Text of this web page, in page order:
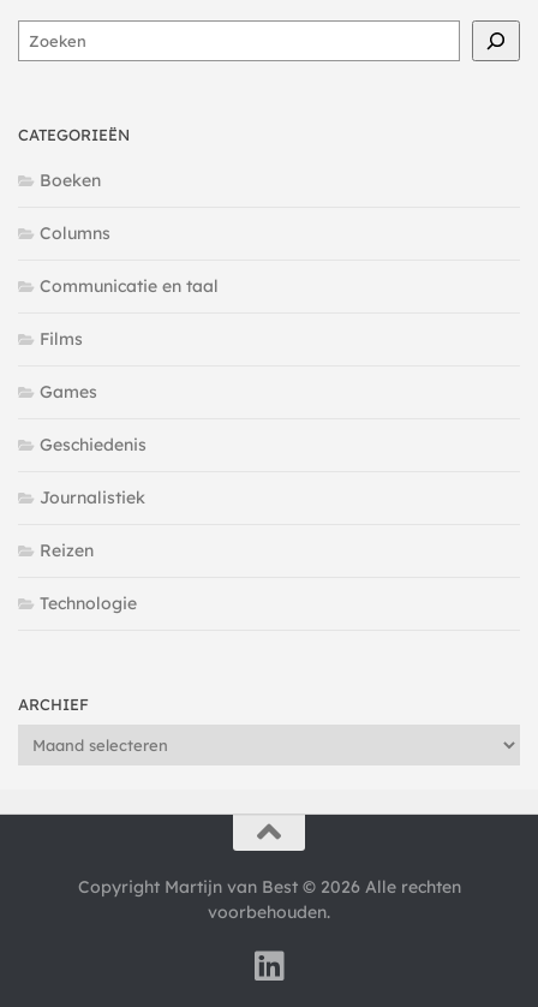
Zoeken
CATEGORIEËN
Boeken
Columns
Communicatie en taal
Films
Games
Geschiedenis
Journalistiek
Reizen
Technologie
ARCHIEF
Archief
Copyright Martijn van Best © 2026 Alle rechten
voorbehouden.